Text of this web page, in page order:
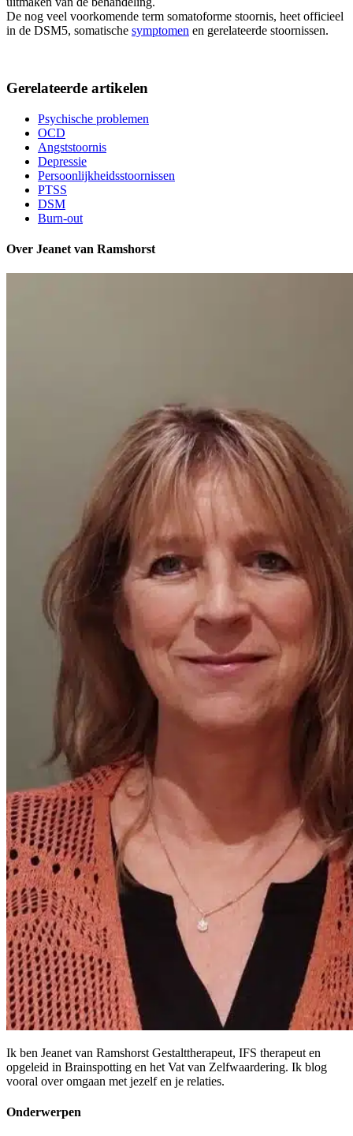
De nog veel voorkomende term somatoforme stoornis, heet officieel
in de DSM5, somatische symptomen en gerelateerde stoornissen.
Gerelateerde artikelen
Psychische problemen
OCD
Angststoornis
Depressie
Persoonlijkheidsstoornissen
PTSS
DSM
Burn-out
Over Jeanet van Ramshorst
Ik ben Jeanet van Ramshorst Gestalttherapeut, IFS therapeut en
opgeleid in Brainspotting en het Vat van Zelfwaardering. Ik blog
vooral over omgaan met jezelf en je relaties.
Onderwerpen